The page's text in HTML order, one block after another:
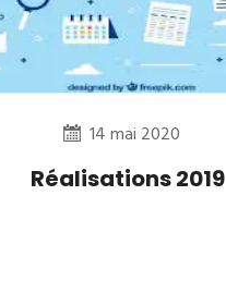
14 mai 2020
Réalisations 2019